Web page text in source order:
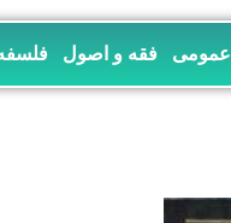
عمومی فقه و اصول